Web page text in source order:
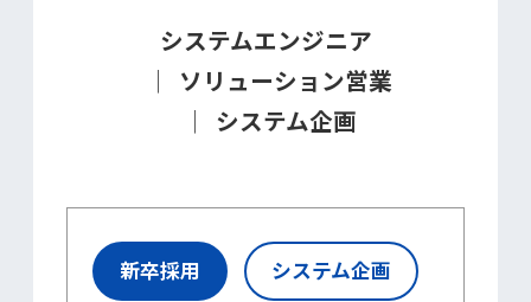
システムエンジニア
ソリューション営業
システム企画
新卒採用 システム企画